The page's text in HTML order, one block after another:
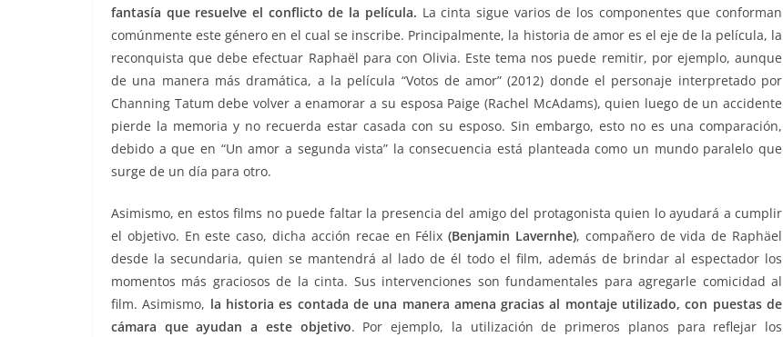
fantasía que resuelve el conflicto de la película. La cinta sigue varios de los componentes que conforman
comúnmente este género en el cual se inscribe. Principalmente, la historia de amor es el eje de la película, la
reconquista que debe efectuar Raphaël para con Olivia. Este tema nos puede remitir, por ejemplo, aunque
de una manera más dramática, a la película “Votos de amor” (2012) donde el personaje interpretado por
Channing Tatum debe volver a enamorar a su esposa Paige (Rachel McAdams), quien luego de un accidente
pierde la memoria y no recuerda estar casada con su esposo. Sin embargo, esto no es una comparación,
debido a que en “Un amor a segunda vista” la consecuencia está planteada como un mundo paralelo que
surge de un día para otro.
Asimismo, en estos films no puede faltar la presencia del amigo del protagonista quien lo ayudará a cumplir
el objetivo. En este caso, dicha acción recae en Félix(Benjamin Lavernhe), compañero de vida de Raphäel
desde la secundaria, quien se mantendrá al lado de él todo el film, además de brindar al espectador los
momentos más graciosos de la cinta. Sus intervenciones son fundamentales para agregarle comicidad al
film. Asimismo, la historia es contada de una manera amena gracias al montaje utilizado, con puestas de
cámara que ayudan a este objetivo. Por ejemplo, la utilización de primeros planos para reflejar los